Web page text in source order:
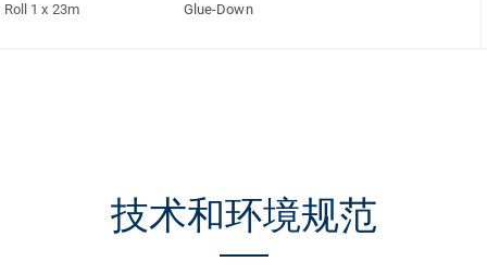
Roll 1 x 23m Glue-Down
技术和环境规范